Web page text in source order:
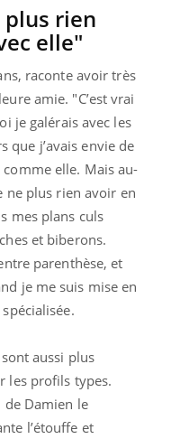
plus rien
elle"
raconte avoir très
amie. "C’est vrai
je galérais avec les
que j’avais envie de
elle. Mais au-
ne plus rien avoir en
mes plans culs
et biberons.
parenthèse, et
je me suis mise en
aussi plus
les profils types.
Damien le
l’étouffe et